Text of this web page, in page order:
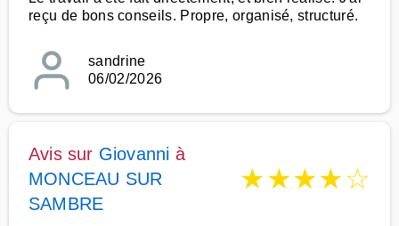
reçu de bons conseils. Propre, organisé, structuré.
sandrine
06/02/2026
Avis sur Giovanni à
MONCEAU SUR
SAMBRE
★★★★☆